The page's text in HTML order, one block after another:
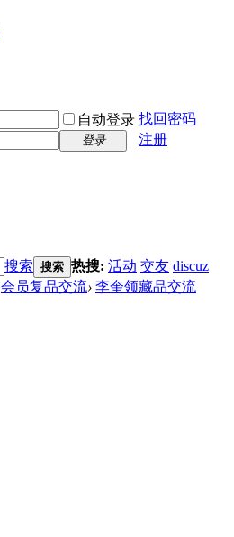
自动登录 找回密码
登录
注册
搜索 搜索 热搜: 活动 交友 discuz
会员复品交流› 李奎领藏品交流